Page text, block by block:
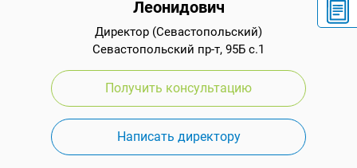
Леонидович
Директор (Севастопольский)
Севастопольский пр-т, 95Б с.1
Получить консультацию
Написать директору